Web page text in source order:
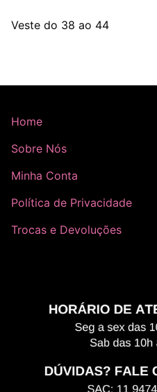
Veste do 38 ao 44
Home
Sobre Nós
Minha Conta
Política de Privacidade
Trocas e Devoluções